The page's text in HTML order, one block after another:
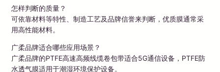
怎样判断的质量？
可依靠材料等特性、制造工艺及品牌信誉来判断，优质膜通常采
用高性能材料。
广柔品牌适合哪些应用场景？
广柔品牌的PTFE高速高频线缆卷包带适合5G通信设备，PTFE防
水透气膜适用于潮湿环境保护设备。